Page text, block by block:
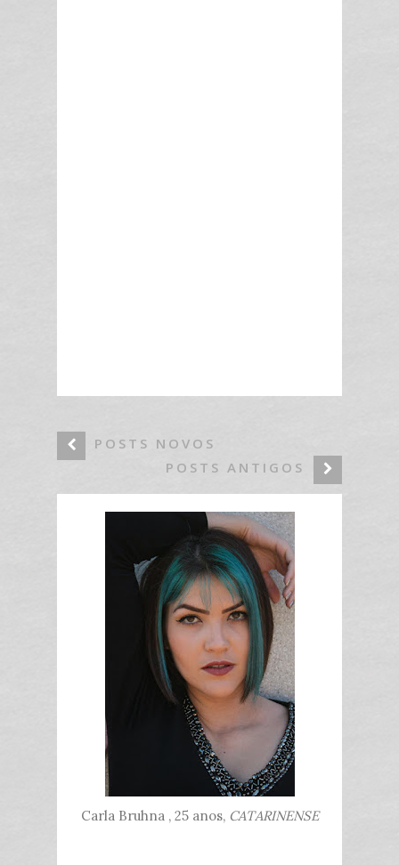
POSTS NOVOS
POSTS ANTIGOS
Carla Bruhna , 25 anos,CATARINENSE